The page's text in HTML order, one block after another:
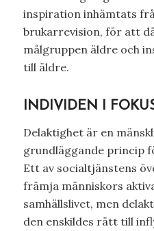
inspiration inhämtats
brukarrevision, för att
målgruppen äldre och
till äldre.
INDIVIDEN I
Delaktighet är en
grundläggande princip
Ett av socialtjänstens
främja människors
samhällslivet, men
den enskildes rätt till